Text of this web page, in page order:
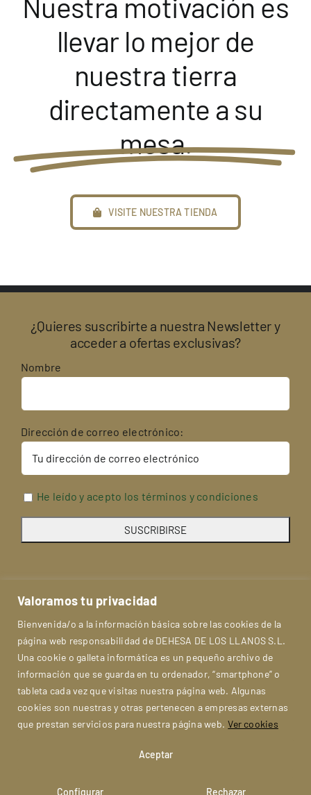
Valoramos tu privacidad
Bienvenida/o a la información básica sobre las cookies de la
página web responsabilidad de DEHESA DE LOS LLANOS S.L.
Una cookie o galleta informática es un pequeño archivo de
información que se guarda en tu ordenador, “smartphone” o
tableta cada vez que visitas nuestra página web. Algunas
cookies son nuestras y otras pertenecen a empresas externas
que prestan servicios para nuestra página web. Ver cookies
Configurar Rechazar
Aceptar
llevar lo mejor de
nuestra tierra
directamente a su
mesa.
VISITE NUESTRA TIENDA
¿Quieres suscribirte a nuestra Newsletter y
acceder a ofertas exclusivas?
Nombre
Dirección de correo electrónico:
He leído y acepto los términos y condiciones
Aviso Legal
Política de privacidad
Mapa del Sitio